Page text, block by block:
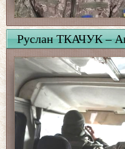
Руслан ТКАЧУК –